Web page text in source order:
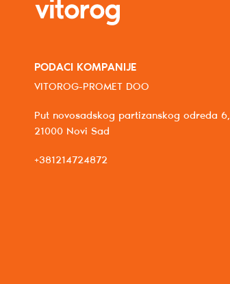
PODACI KOMPANIJE
VITOROG-PROMET DOO
Put novosadskog partizanskog odreda 6,
21000 Novi Sad
+381214724872